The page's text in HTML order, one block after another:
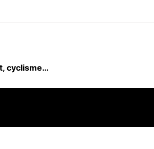
cyclisme…